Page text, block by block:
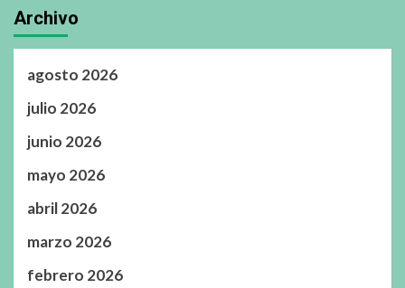
Archivo
agosto 2026
julio 2026
junio 2026
mayo 2026
abril 2026
marzo 2026
febrero 2026